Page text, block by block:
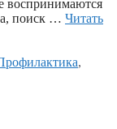
воспринимаются
поиск … Читать
,